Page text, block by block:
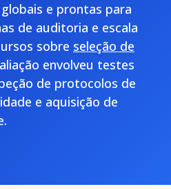
e prontas para
de auditoria e escala
sobre seleção de
envolveu testes
de protocolos de
e aquisição de